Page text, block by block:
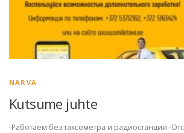
NARVA
Kutsume juhte
-Работаем без таксометра и радиостанции -